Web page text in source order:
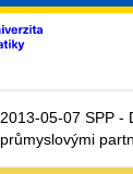
2013-05-07 SPP -
průmyslovými